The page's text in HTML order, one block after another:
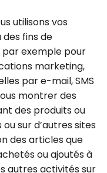
utilisons vos
fins de
exemple pour
marketing,
par e-mail, SMS
montrer des
des produits ou
sur d’autres sites
des articles que
ou ajoutés à
autres activités sur